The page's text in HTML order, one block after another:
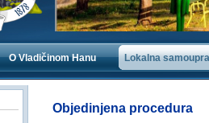
O Vladičinom Hanu Lokalna
Objedinjena procedura